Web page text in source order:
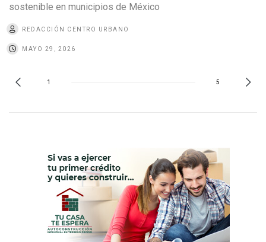
sostenible en municipios de México
REDACCIÓN CENTRO URBANO
MAYO 29, 2026
1 5